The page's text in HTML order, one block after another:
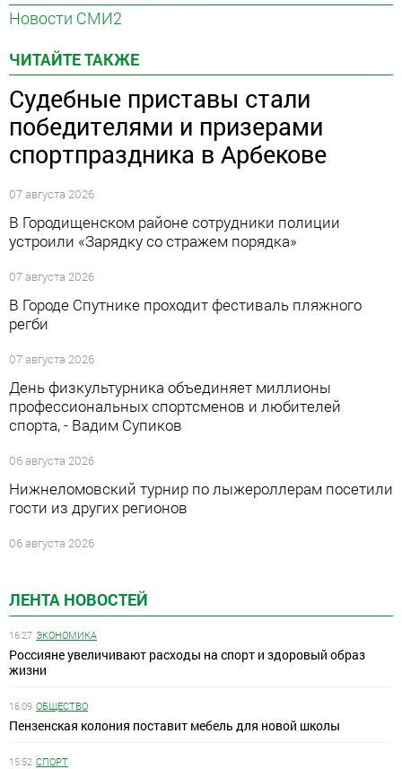
ЛЕНТА НОВОСТЕЙ
16:27 ЭКОНОМИКА
Россияне увеличивают расходы на спорт и здоровый образ
жизни
16:09 ОБЩЕСТВО
Пензенская колония поставит мебель для новой школы
15:52 СПОРТ
Новости СМИ2
ЧИТАЙТЕ ТАКЖЕ
Судебные приставы стали
победителями и призерами
спортпраздника в Арбекове
07 августа 2026
В Городищенском районе сотрудники полиции
устроили «Зарядку со стражем порядка»
07 августа 2026
В Городе Спутнике проходит фестиваль пляжного
регби
07 августа 2026
День физкультурника объединяет миллионы
профессиональных спортсменов и любителей
спорта, - Вадим Супиков
06 августа 2026
Нижнеломовский турнир по лыжероллерам посетили
гости из других регионов
06 августа 2026